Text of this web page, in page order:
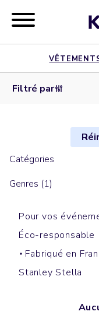
Filtré par
Catégories
Genres (1)
Pour vos
Éco-responsable
Fabriqué en
Stanley Stella